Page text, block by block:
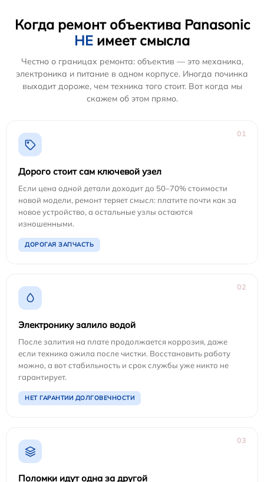
Когда ремонт объектива Panasonic
НЕ имеет смысла
Честно о границах ремонта: объектив — это механика,
электроника и питание в одном корпусе. Иногда починка
выходит дороже, чем техника того стоит. Вот когда мы
скажем об этом прямо.
01
Дорого стоит сам ключевой узел
Если цена одной детали доходит до 50–70% стоимости
новой модели, ремонт теряет смысл: платите почти как за
новое устройство, а остальные узлы остаются
изношенными.
ДОРОГАЯ ЗАПЧАСТЬ
02
Электронику залило водой
После залития на плате продолжается коррозия, даже
если техника ожила после чистки. Восстановить работу
можно, а вот стабильность и срок службы уже никто не
гарантирует.
НЕТ ГАРАНТИИ ДОЛГОВЕЧНОСТИ
03
Поломки идут одна за другой